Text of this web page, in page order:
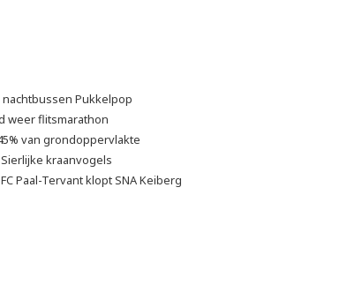
Pukkelpop
weer flitsmarathon
van grondoppervlakte
kraanvogels
Paal-Tervant klopt SNA Keiberg